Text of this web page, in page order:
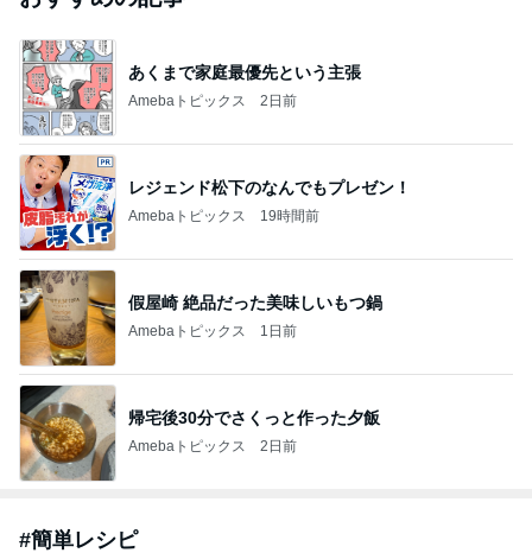
あくまで家庭最優先という主張
Amebaトピックス 2日前
レジェンド松下のなんでもプレゼン！
Amebaトピックス 19時間前
假屋崎 絶品だった美味しいもつ鍋
Amebaトピックス 1日前
帰宅後30分でさくっと作った夕飯
Amebaトピックス 2日前
#簡単レシピ